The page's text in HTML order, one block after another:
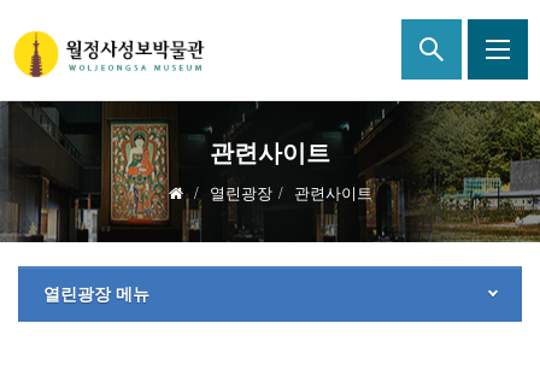
관련사이트
열린광장 관련사이트
열린광장 메뉴